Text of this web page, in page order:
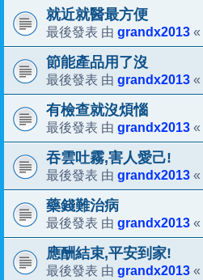
就近就醫最方便
最後發表 由 grandx2013 «
節能產品用了沒
最後發表 由 grandx2013 «
有檢查就沒煩惱
最後發表 由 grandx2013 «
吞雲吐霧,害人愛己!
最後發表 由 grandx2013 «
藥錢難治病
最後發表 由 grandx2013 «
應酬結束,平安到家!
最後發表 由 grandx2013 «